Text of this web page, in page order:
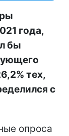
года,
бы
тех,
с
опроса